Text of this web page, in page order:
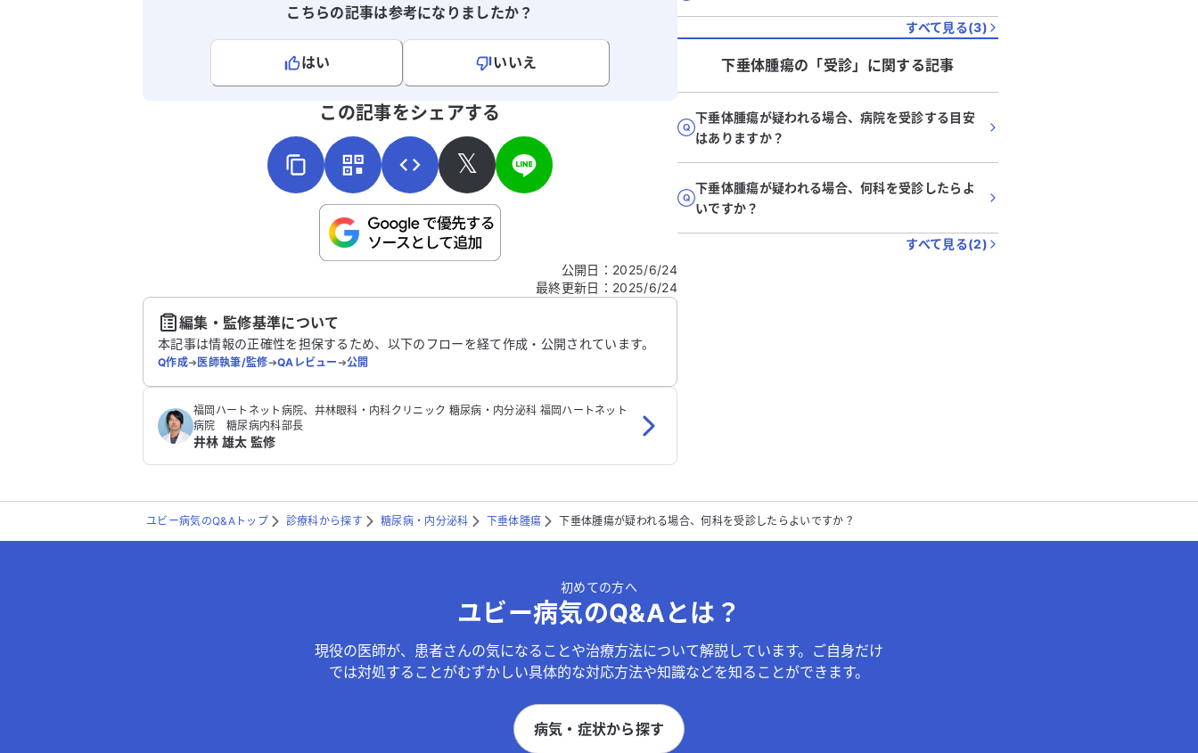
こちらの記事は参考になりましたか？
はい
いいえ
こちらは送信専用のフォームです。氏名やご自身の病気の詳細などの個人情報は入れないでくだ
この記事をシェアする
𝕏
公開日 ： 2025/6/24
最終更新日 ： 2025/6/24
編集・監修基準について
本記事は情報の正確性を担保するため、以下のフローを経て作成・公開されています。
Q作成➔医師執筆/監修➔QAレビュー➔公開
福岡ハートネット病院、井林眼科・内科クリニック 糖尿病・内分泌科 福岡ハートネット
病院 糖尿病内科部長
井林 雄太 監修
すべて見る(3)
下垂体腫瘍の「受診」に関する記事
下垂体腫瘍が疑われる場合、病院を受診する目安
はありますか？
下垂体腫瘍が疑われる場合、何科を受診したらよ
いですか？
すべて見る(2)
ユビー病気のQ&Aトップ 診療科から探す 糖尿病・内分泌科 下垂体腫瘍 下垂体腫瘍が疑われる場合、何科を受診したらよいですか？
初めての方へ
ユビー病気のQ&Aとは？
現役の医師が、患者さんの気になることや治療方法について解説しています。ご自身だけ
では対処することがむずかしい具体的な対応方法や知識などを知ることができます。
病気・症状から探す